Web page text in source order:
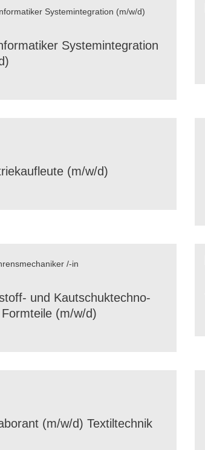
System­in­te­gra­tion
(m/​w/​d)
und Kautschuk­tech­no­
Form­teile (m/​w/​d)
(m/​w/​d) Textiltechnik